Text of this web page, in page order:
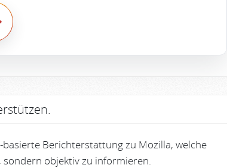
Berichterstattung zu Mozilla, welche
objektiv zu informieren.